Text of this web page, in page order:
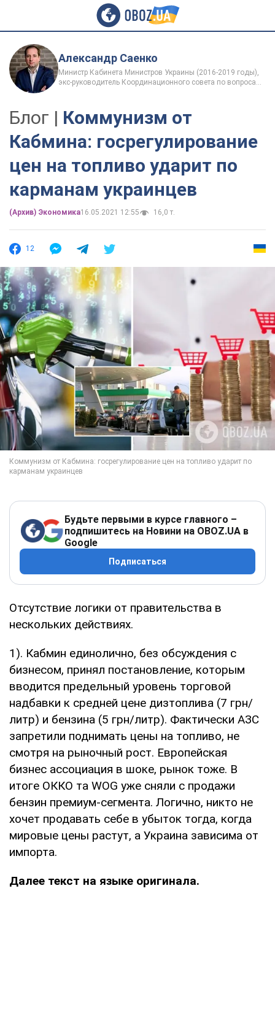
Александр Саенко
Министр Кабинета Министров Украины (2016-2019 годы),
экс-руководитель Координационного совета по вопросам
Блог | Коммунизм от
Кабмина: госрегулирование
цен на топливо ударит по
карманам украинцев
(Архив) Экономика16.05.2021 12:55 16,0 т.
12
Будьте первыми в курсе главного –
подпишитесь на Новини на OBOZ.UA в
Google
Подписаться
Отсутствие логики от правительства в
нескольких действиях.
1). Кабмин единолично, без обсуждения с
бизнесом, принял постановление, которым
вводится предельный уровень торговой
надбавки к средней цене дизтоплива (7 грн/
литр) и бензина (5 грн/литр). Фактически АЗС
запретили поднимать цены на топливо, не
смотря на рыночный рост. Европейская
бизнес ассоциация в шоке, рынок тоже. В
итоге ОККО та WOG уже сняли с продажи
бензин премиум-сегмента. Логично, никто не
хочет продавать себе в убыток тогда, когда
мировые цены растут, а Украина зависима от
импорта.
Далее текст на языке оригинала.